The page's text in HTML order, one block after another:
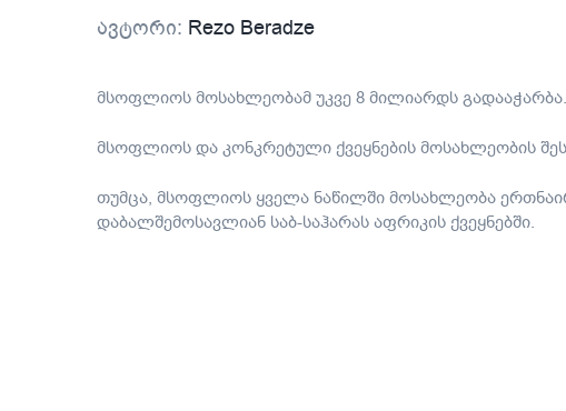
ავტორი: Rezo Beradze
მსოფლიოს მოსახლეობამ უკვე 8 მილიარდს გადააჭარბა.
მსოფლიოს და კონკრეტული ქვეყნების მოსახლეობის
თუმცა, მსოფლიოს ყველა ნაწილში მოსახლეობა
დაბალშემოსავლიან საბ-საჰარას აფრიკის ქვეყნებში.